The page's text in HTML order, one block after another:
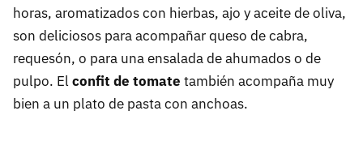
horas, aromatizados con hierbas, ajo y aceite de oliva,
son deliciosos para acompañar queso de cabra,
requesón, o para una ensalada de ahumados o de
pulpo. El confit de tomate también acompaña muy
bien a un plato de pasta con anchoas.